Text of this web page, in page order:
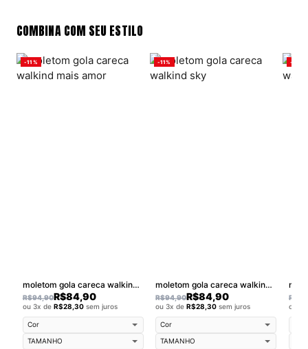
COMBINA COM SEU ESTILO
-11%
moletom gola careca walkind mais amor
R$94,90R$84,90
ou 3x de R$28,30sem juros
-11%
moletom gola careca walkind sky
R$94,90R$84,90
ou 3x deR$28,30 sem juros
-11%
R$
ou